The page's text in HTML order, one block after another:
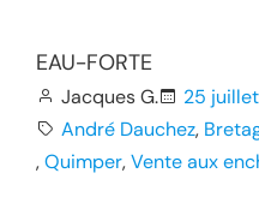
EAU-FORTE
Jacques G. 25
André Dauchez,
, Quimper, Vente aux